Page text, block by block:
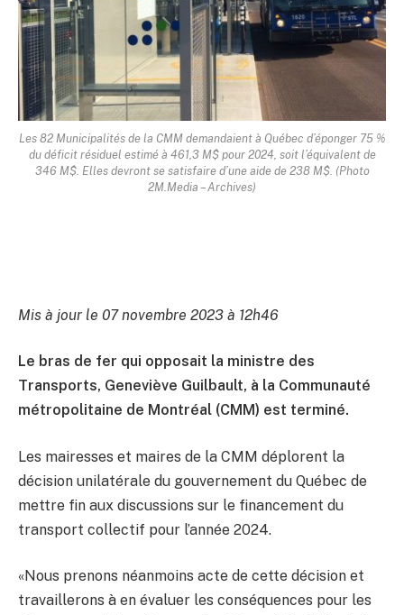
Les 82 Municipalités de la CMM demandaient à Québec d’éponger 75 %
du déficit résiduel estimé à 461,3 M$ pour 2024, soit l’équivalent de
346 M$. Elles devront se satisfaire d’une aide de 238 M$. (Photo
2M.Media – Archives)
Mis à jour le 07 novembre 2023 à 12h46
Le bras de fer qui opposait la ministre des
Transports, Geneviève Guilbault, à la Communauté
métropolitaine de Montréal (CMM) est terminé.
Les mairesses et maires de la CMM déplorent la
décision unilatérale du gouvernement du Québec de
mettre fin aux discussions sur le financement du
transport collectif pour l’année 2024.
«Nous prenons néanmoins acte de cette décision et
travaillerons à en évaluer les conséquences pour les